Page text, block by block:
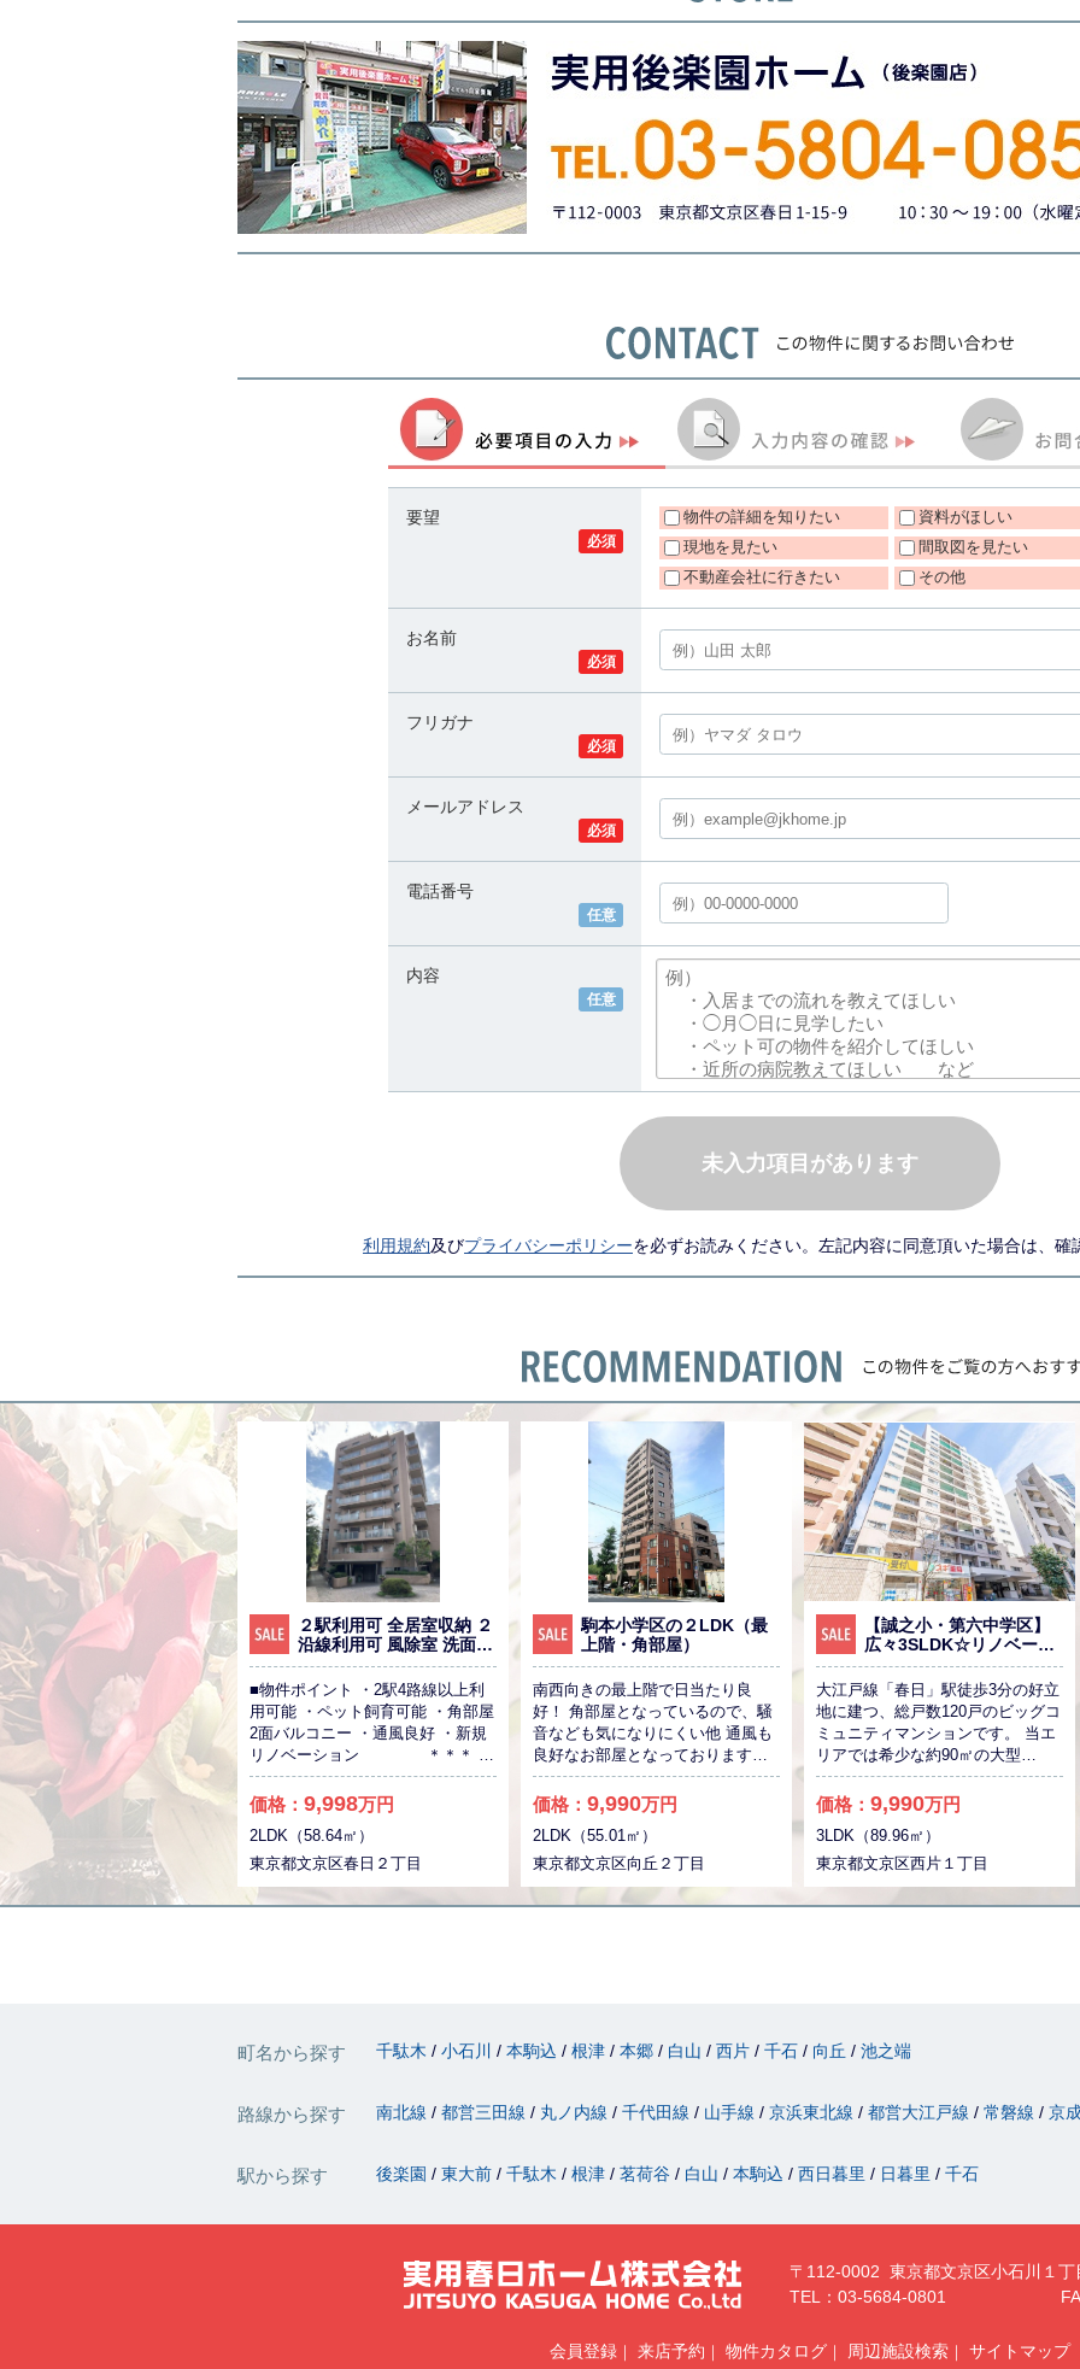
要望
必須
物件の詳細を知りたい
資料がほしい
現地を見たい
間取図を見たい
不動産会社に行きたい
その他
お名前
必須
フリガナ
必須
メールアドレス
必須
電話番号
任意
内容
任意
未入力項目があります
利用規約及びプライバシーポリシーを必ずお読みください。左記内容に同意頂いた場合は、確
２駅利用可 全居室収納 ２
沿線利用可 風除室 洗面化
粧台
■物件ポイント ・2駅4路線以上利
用可能 ・ペット飼育可能 ・角部屋
2面バルコニー ・通風良好 ・新規
リノベーション ＊＊＊ そ
のほか詳細につきましてはお問い
合わせくださいませ！！
価格： 9,998万円
2LDK（58.64㎡）
東京都文京区春日２丁目
駒本小学区の２LDK（最
上階・角部屋）
南西向きの最上階で日当たり良
好！ 角部屋となっているので、騒
音なども気になりにくい他 通風も
良好なお部屋となっております。
各お部屋収納スペースも確保され
ておりますので スペースに困る事
もございません。 また、室内はリ
フォームされている為 キレイな室
内にお住まい頂けます♪ 気になっ
た方はお気軽にご連絡ください。
お問い合わせお待ちしておりま
価格： 9,990万円
2LDK（55.01㎡）
東京都文京区向丘２丁目
【誠之小・第六中学区】
広々3SLDK☆リノベーシ
ョン工事完了！
大江戸線「春日」駅徒歩3分の好立
地に建つ、総戸数120戸のビッグコ
ミュニティマンションです。 当エ
リアでは希少な約90㎡の大型
3SLDKのファミリータイプ。 お部
屋は12階部分の3SLDK。WIC付で
収納豊富。すっきり快適なお部屋
でお過ごしいただけます。 眺望採
光通風良好な新規リノベーション
の角部屋となっております。 ２面
バルコニー、南向きで日当たり、
内覧可能です。 お問合せをお待ち
談もお気軽にどうぞ◆ 実用春日ホ
ーム株式会社 茗荷谷店 ＴＥＬ:０
価格： 9,990万円
3LDK（89.96㎡）
東京都文京区西片１丁目
町名から探す 千駄木 小石川 本駒込 根津 本郷 白山 西片 千石 向丘 池之端
路線から探す 南北線 都営三田線 丸ノ内線 千代田線 山手線 京浜東北線 都営大江戸線 常磐線 京
駅から探す 後楽園 東大前 千駄木 根津 茗荷谷 白山 本駒込 西日暮里 日暮里 千石
〒112-0002 東京都文京区小石川１丁
TEL：03-5684-0801
会員登録 来店予約 物件カタログ 周辺施設検索 サイトマップ